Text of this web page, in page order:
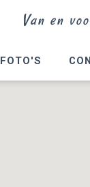
Van en
FOTO'S